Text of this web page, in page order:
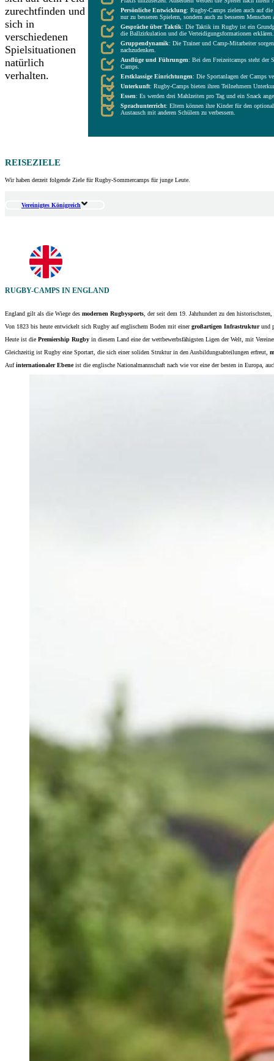
zurechtfinden und
sich in
verschiedenen
Spielsituationen
natürlich
verhalten.
Persönliche Entwicklung: Rugby-Camps zielen auch auf
nur zu besseren Spielern, sondern auch zu besseren
Gespräche über Taktik: Die Taktik im Rugby ist ein
die Ballzirkulation und die Verteidigungsformationen erklären.
Gruppendynamik: Die Trainer und Camp-Mitarbeiter
nachzudenken.
Ausflüge und Führungen: Bei den Freizeitcamps steht der
Camps.
Erstklassige Einrichtungen: Die Sportanlagen der Camps
Unterkunft: Rugby-Camps bieten ihren Teilnehmern
Essen: Es werden drei Mahlzeiten pro Tag und ein Snack
Sprachunterricht: Eltern können ihre Kinder für den
Austausch mit anderen Schülern zu verbessern.
REISEZIELE
Wir haben derzeit folgende Ziele für Rugby-Sommercamps für junge Leute.
Vereinigtes Königreich
RUGBY-CAMPS IN ENGLAND
England gilt als die Wiege des modernen Rugbysports , der seit dem 19. Jahrhundert zu den
Von 1823 bis heute entwickelt sich Rugby auf englischem Boden mit einergroßartigen Infrastrukturund
Heute ist die Premiership Rugby in diesem Land eine der wettbewerbsfähigsten Ligen der Welt, mit
Gleichzeitig ist Rugby eine Sportart, die sich einer soliden Struktur in den Ausbildungsabteilungen erfreut,
Aufinternationaler Ebeneist die englische Nationalmannschaft nach wie vor eine der besten in Europa,